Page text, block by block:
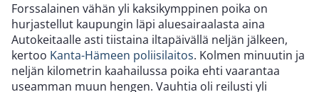
Forssalainen vähän yli kaksikymppinen poika on
hurjastellut kaupungin läpi aluesairaalasta aina
Autokeitaalle asti tiistaina iltapäivällä neljän jälkeen,
kertoo Kanta-Hämeen poliisilaitos. Kolmen minuutin ja
neljän kilometrin kaahailussa poika ehti vaarantaa
useamman muun hengen. Vauhtia oli reilusti yli